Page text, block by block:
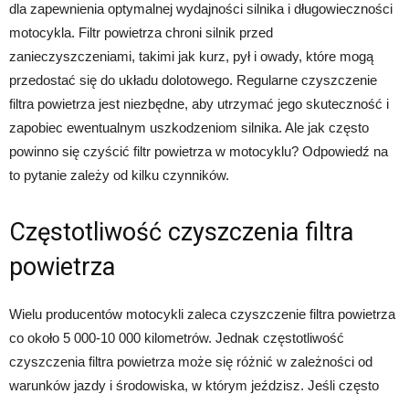
dla zapewnienia optymalnej wydajności silnika i długowieczności
motocykla. Filtr powietrza chroni silnik przed
zanieczyszczeniami, takimi jak kurz, pył i owady, które mogą
przedostać się do układu dolotowego. Regularne czyszczenie
filtra powietrza jest niezbędne, aby utrzymać jego skuteczność i
zapobiec ewentualnym uszkodzeniom silnika. Ale jak często
powinno się czyścić filtr powietrza w motocyklu? Odpowiedź na
to pytanie zależy od kilku czynników.
Częstotliwość czyszczenia filtra
powietrza
Wielu producentów motocykli zaleca czyszczenie filtra powietrza
co około 5 000-10 000 kilometrów. Jednak częstotliwość
czyszczenia filtra powietrza może się różnić w zależności od
warunków jazdy i środowiska, w którym jeździsz. Jeśli często